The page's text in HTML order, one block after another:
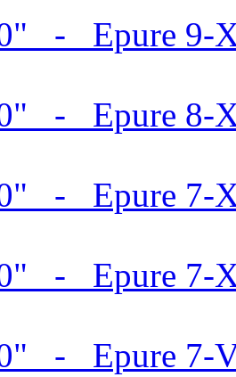
- Epure 9-
- Epure 8-
- Epure 7-
- Epure 7-
- Epure 7-